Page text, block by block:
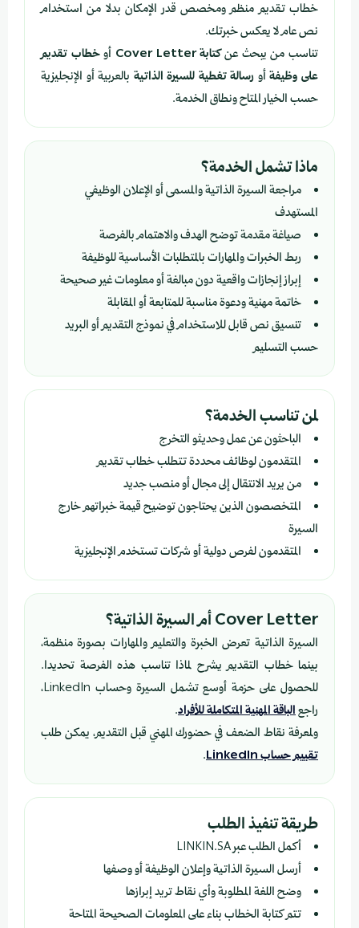
خطاب تقديم منظم ومخصص قدر الإمكان بدلا من استخدام
نص عام لا يعكس خبرتك.
تناسب من يبحث عنكتابة Cover Letter أوخطاب تقديم
على وظيفةأو رسالة تغطية للسيرة الذاتية بالعربية أو الإنجليزية
حسب الخيار المتاح ونطاق الخدمة.
ماذا تشمل الخدمة؟
مراجعة السيرة الذاتية والمسمى أو الإعلان الوظيفي
المستهدف
صياغة مقدمة توضح الهدف والاهتمام بالفرصة
ربط الخبرات والمهارات بالمتطلبات الأساسية للوظيفة
إبراز إنجازات واقعية دون مبالغة أو معلومات غير صحيحة
خاتمة مهنية ودعوة مناسبة للمتابعة أو المقابلة
تنسيق نص قابل للاستخدام في نموذج التقديم أو البريد
حسب التسليم
لمن تناسب الخدمة؟
الباحثون عن عمل وحديثو التخرج
المتقدمون لوظائف محددة تتطلب خطاب تقديم
من يريد الانتقال إلى مجال أو منصب جديد
المتخصصون الذين يحتاجون توضيح قيمة خبراتهم خارج
السيرة
المتقدمون لفرص دولية أو شركات تستخدم الإنجليزية
Cover Letter أم السيرة الذاتية؟
السيرة الذاتية تعرض الخبرة والتعليم والمهارات بصورة منظمة،
بينما خطاب التقديم يشرح لماذا تناسب هذه الفرصة تحديدا.
للحصول على حزمة أوسع تشمل السيرة وحساب LinkedIn،
راجعالباقة المهنية المتكاملة للأفراد.
ولمعرفة نقاط الضعف في حضورك المهني قبل التقديم، يمكن طلب
تقييم حساب LinkedIn
.
طريقة تنفيذ الطلب
أكمل الطلب عبر LINKIN.SA
أرسل السيرة الذاتية وإعلان الوظيفة أو وصفها
وضح اللغة المطلوبة وأي نقاط تريد إبرازها
تتم كتابة الخطاب بناء على المعلومات الصحيحة المتاحة